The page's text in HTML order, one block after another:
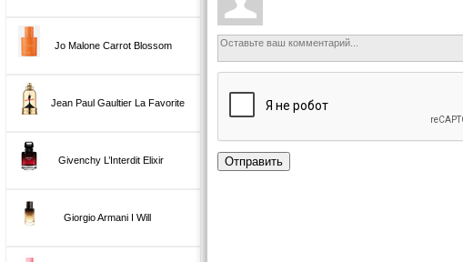
Jo Malone Carrot Blossom
Jean Paul Gaultier La Favorite
Givenchy L’Interdit Elixir
Giorgio Armani I Will
Отправить